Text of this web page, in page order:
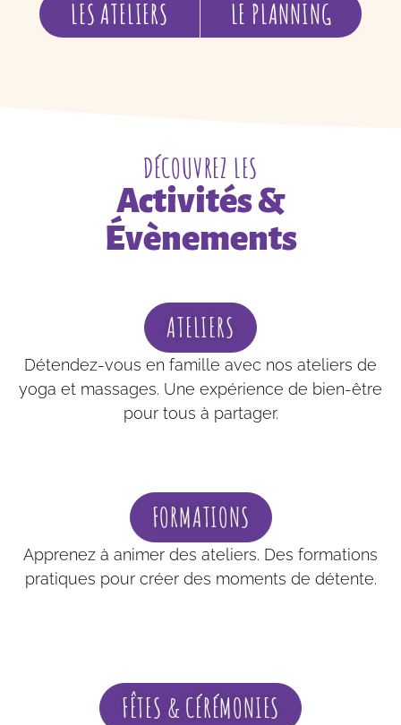
LES ATELIERS LE PLANNING
DÉCOUVREZ LES
Activités &
Évènements
ATELIERS
Détendez-vous en famille avec nos ateliers de
yoga et massages. Une expérience de bien-être
pour tous à partager.
FORMATIONS
Apprenez à animer des ateliers. Des formations
pratiques pour créer des moments de détente.
FÊTES & CÉRÉMONIES